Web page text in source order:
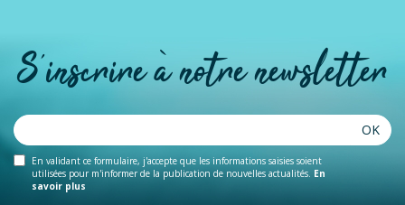
S'inscrire à notre newsletter
En validant ce formulaire, j'accepte que les informations saisies soient
utilisées pour m'informer de la publication de nouvelles actualités. En
savoir plus
OK